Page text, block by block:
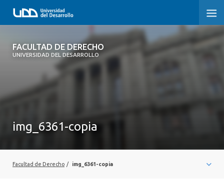
FACULTAD DE DERECHO
UNIVERSIDAD DEL DESARROLLO
FACULTAD DE DERECHO
SOBRE LA FACULTAD
img_6361-copia
Facultad de Derecho / img_6361-copia